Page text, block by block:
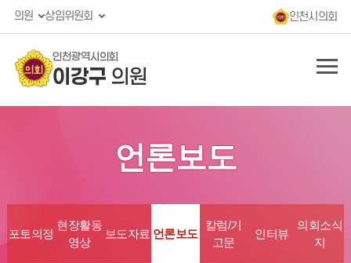
의원 상임위원회 인천시의회
인천광역시의회
이강구 의원
언론보도
포토의정
현장활동
영상
보도자료 언론보도
칼럼/기
고문
인터뷰
의회소식
지